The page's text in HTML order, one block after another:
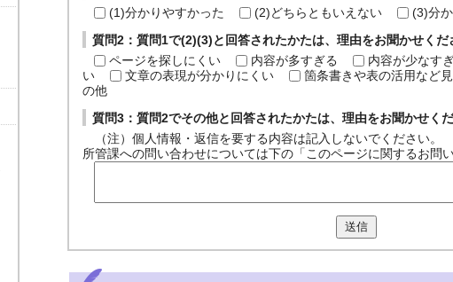
(1)分かりやすかった
(2)どちらともいえない (3)分
質問2：質問1で(2)(3)と回答されたかたは、理由をお聞かせくだ
ページを探しにくい
内容が多すぎる 内容が少なす
い
文章の表現が分かりにくい 箇条書きや表の活用など
の他
質問3：質問2でその他と回答されたかたは、理由をお聞かせくだ
（注）個人情報・返信を要する内容は記入しないでください。
所管課への問い合わせについては下の「このページに関するお問い
送信